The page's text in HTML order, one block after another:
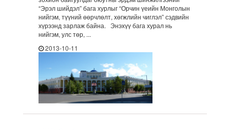
“Эрэл шийдэл” бага хурлыг “Орчин үеийн Монголын
нийгэм, түүний өөрчлөлт, хөгжлийн чиглэл” сэдвийн
хүрээнд зарлаж байна. Энэхүү бага хурал нь
нийгэм, улс төр, ...
2013-10-11